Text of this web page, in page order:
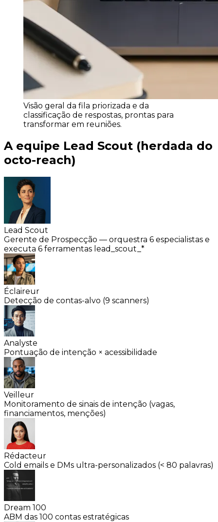
Visão geral da fila priorizada e da
classificação de respostas, prontas para
transformar em reuniões.
A equipe Lead Scout (herdada do
octo-reach)
Lead Scout
Gerente de Prospecção — orquestra 6 especialistas e
executa 6 ferramentas lead_scout_*
Éclaireur
Detecção de contas-alvo (9 scanners)
Analyste
Pontuação de intenção × acessibilidade
Veilleur
Monitoramento de sinais de intenção (vagas,
financiamentos, menções)
Rédacteur
Cold emails e DMs ultra-personalizados (< 80 palavras)
Dream 100
ABM das 100 contas estratégicas